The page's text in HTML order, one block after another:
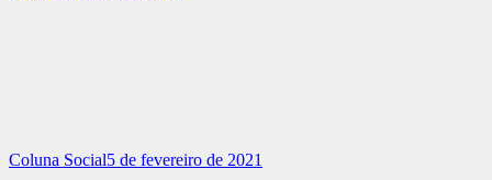
Coluna Social5 de fevereiro de 2021